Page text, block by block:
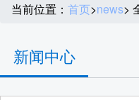
当前位置： 首页>news>
新闻中心